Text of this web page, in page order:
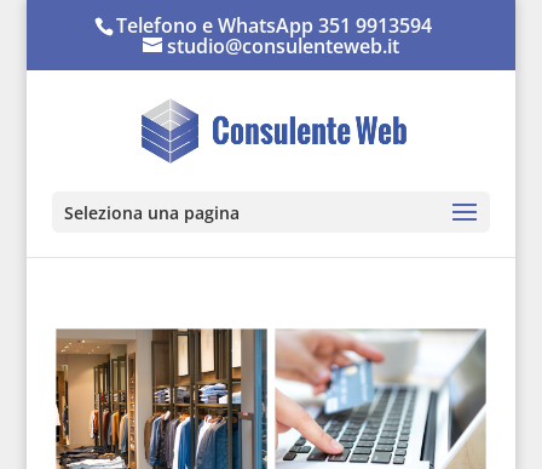
Telefono e WhatsApp 351 9913594
studio@consulenteweb.it
Seleziona una pagina